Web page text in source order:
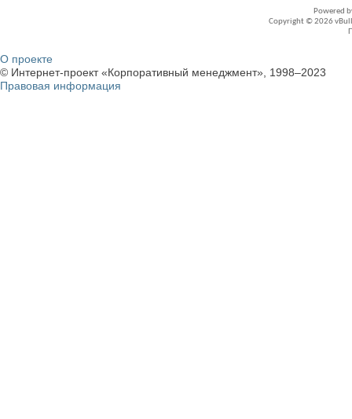
Powered
Copyright © 2026
О проекте
© Интернет-проект «Корпоративный менеджмент», 1998–2023
Правовая информация